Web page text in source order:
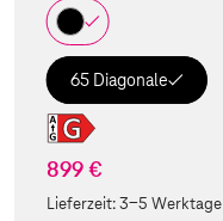
65 Diagonale
899 €
Lieferzeit:3-5 Werktage